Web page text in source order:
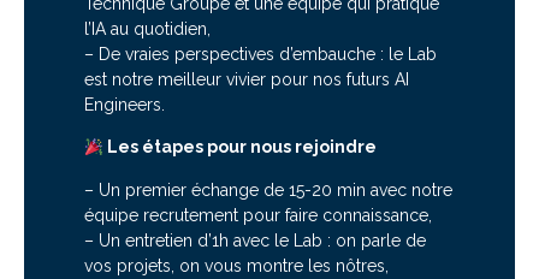
l’IA au quotidien,
– De vraies perspectives d’embauche : le Lab
est notre meilleur vivier pour nos futurs AI
Engineers.
Les étapes pour nous rejoindre
– Un premier échange de 15-20 min avec notre
équipe recrutement pour faire connaissance,
– Un entretien d’1h avec le Lab : on parle de
vos projets, on vous montre les nôtres,